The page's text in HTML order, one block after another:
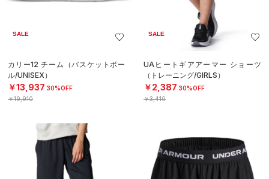
SALE
カリー12 チーム（バスケットボー
ル/UNISEX）
￥13,937 30%OFF
￥19,910
SALE
UAヒートギアアーマー ショーツ
（トレーニング/GIRLS）
￥2,387 30%OFF
￥3,410